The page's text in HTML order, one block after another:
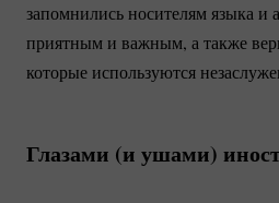
запомнились носителям языка и
приятным и важным, а также
которые используются
Глазами (и ушами)